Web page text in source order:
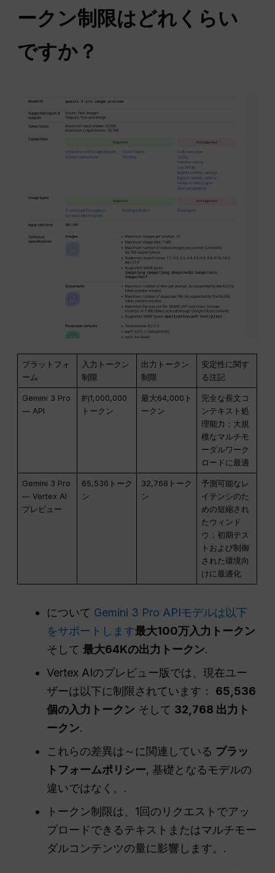
ークン制限はどれくらい
ですか？
プラットフォ
ーム
入力トークン
制限
出力トークン
制限
安定性に関す
る注記
Gemini 3 Pro
— API
約1,000,000
トークン
最大64,000ト
ークン
完全な長文コ
ンテキスト処
理能力；大規
模なマルチモ
ーダルワーク
ロードに最適
Gemini 3 Pro
— Vertex AI
プレビュー
65,536トーク
ン
32,768トーク
ン
予測可能なレ
イテンシのた
めの短縮され
たウィンド
ウ；初期テス
トおよび制御
された環境向
けに最適化
について Gemini 3 Pro APIモデルは以下
をサポートします最大100万入力トークン
そして最大64Kの出力トークン.
Vertex AIのプレビュー版では、現在ユー
ザーは以下に制限されています： 65,536
個の入力トークン そして 32,768 出力ト
ークン.
これらの差異は～に関連している プラッ
トフォームポリシー, 基礎となるモデルの
違いではなく。.
トークン制限は、1回のリクエストでアッ
プロードできるテキストまたはマルチモー
ダルコンテンツの量に影響します。.